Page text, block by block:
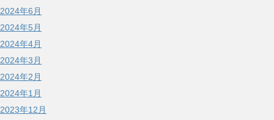
2024年6月
2024年5月
2024年4月
2024年3月
2024年2月
2024年1月
2023年12月